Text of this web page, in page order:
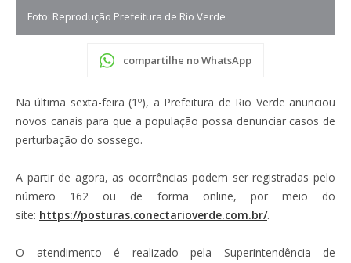
Foto: Reprodução Prefeitura de Rio Verde
compartilhe no WhatsApp
Na última sexta-feira (1º), a Prefeitura de Rio Verde anunciou
novos canais para que a população possa denunciar casos de
perturbação do sossego.
A partir de agora, as ocorrências podem ser registradas pelo
número 162 ou de forma online, por meio do
site: https://posturas.conectarioverde.com.br/.
O atendimento é realizado pela Superintendência de